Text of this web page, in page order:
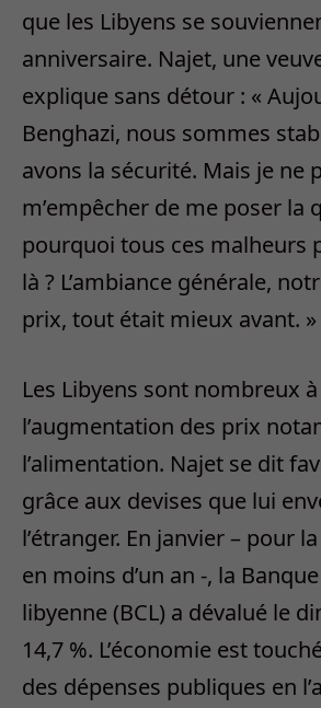
que les Libyens se
anniversaire. Najet, une
explique sans détour : «
Benghazi, nous sommes
avons la sécurité. Mais je ne
m’empêcher de me poser la
pourquoi tous ces malheurs
là ? L’ambiance générale,
prix, tout était mieux avant. »
Les Libyens sont nombreux
l’augmentation des prix
l’alimentation. Najet se dit
grâce aux devises que lui
l’étranger. En janvier – pour
en moins d’un an -, la
libyenne (BCL) a dévalué le
14,7 %. L’économie est
des dépenses publiques en